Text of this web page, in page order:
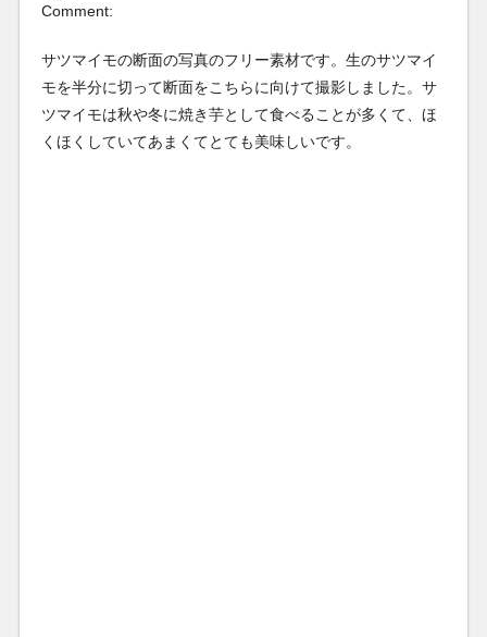
Comment:
サツマイモの断面の写真のフリー素材です。生のサツマイ
モを半分に切って断面をこちらに向けて撮影しました。サ
ツマイモは秋や冬に焼き芋として食べることが多くて、ほ
くほくしていてあまくてとても美味しいです。